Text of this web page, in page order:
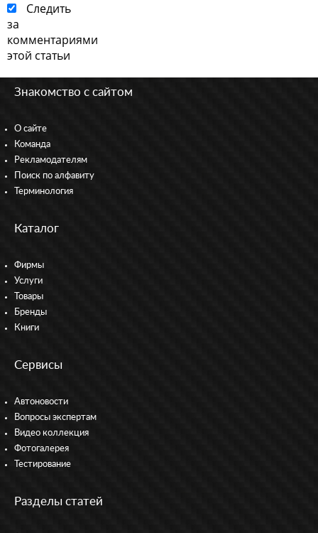
Следить
за
комментариями
этой статьи
Знакомство с сайтом
О сайте
Команда
Рекламодателям
Поиск по алфавиту
Терминология
Каталог
Фирмы
Услуги
Товары
Бренды
Книги
Сервисы
Автоновости
Вопросы экспертам
Видео коллекция
Фотогалерея
Тестирование
Разделы статей